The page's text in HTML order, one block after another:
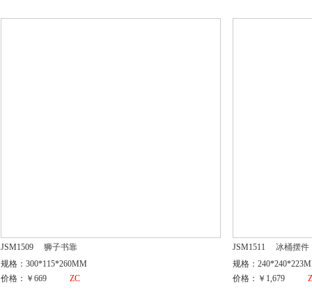
JSM1509
狮子书靠
规格：300*115*260MM
价格：￥669
ZC
JSM1511
冰桶摆件
规格：
价格：￥1,679